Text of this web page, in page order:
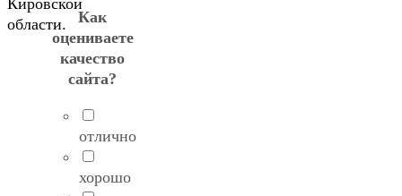
Кировской
области.
Как
оцениваете
качество
сайта?
отлично
хорошо